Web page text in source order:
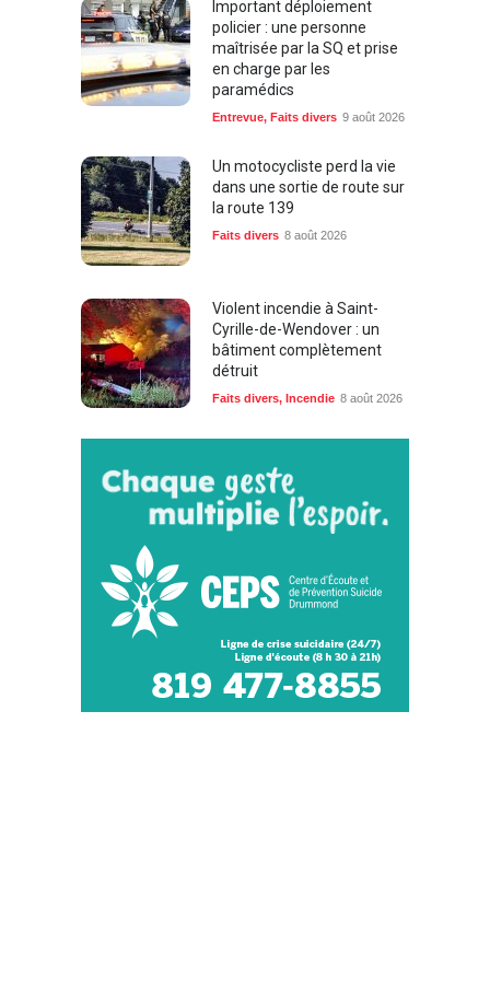
Important déploiement
policier : une personne
maîtrisée par la SQ et prise
en charge par les
paramédics
Entrevue, Faits divers 9 août 2026
Un motocycliste perd la vie
dans une sortie de route sur
la route 139
Faits divers 8 août 2026
Violent incendie à Saint-
Cyrille-de-Wendover : un
bâtiment complètement
détruit
Faits divers, Incendie 8 août 2026